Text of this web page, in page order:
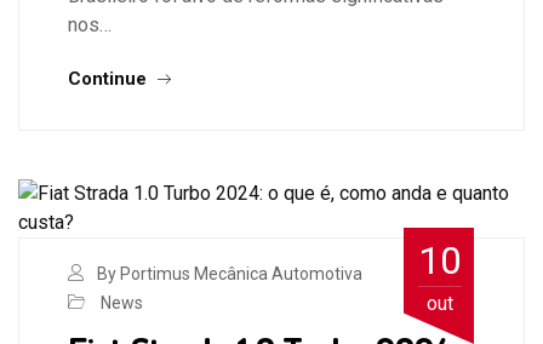
nos…
Continue
10
out
By Portimus Mecânica Automotiva
News